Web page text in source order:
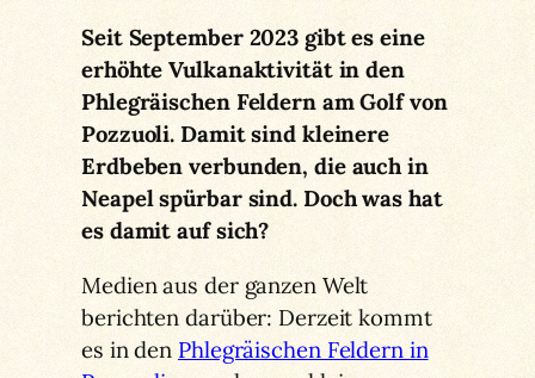
Seit September 2023 gibt es eine
erhöhte Vulkanaktivität in den
Phlegräischen Feldern am Golf von
Pozzuoli. Damit sind kleinere
Erdbeben verbunden, die auch in
Neapel spürbar sind. Doch was hat
es damit auf sich?
Medien aus der ganzen Welt
berichten darüber: Derzeit kommt
es in den Phlegräischen Feldern in